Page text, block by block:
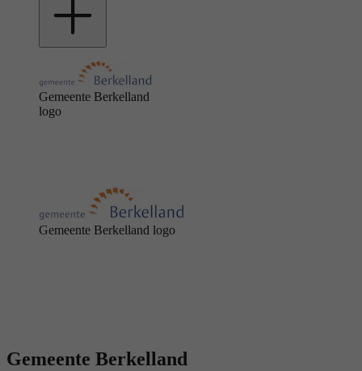
Gemeente Berkelland
logo
Gemeente Berkelland logo
Gemeente Berkelland